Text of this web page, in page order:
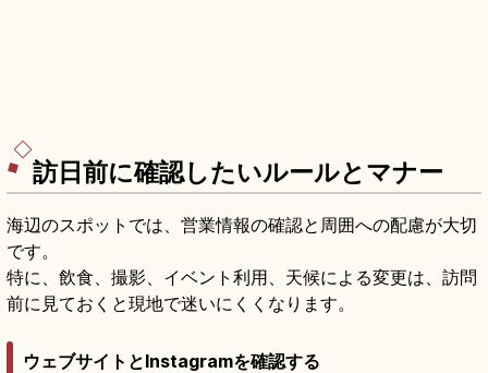
訪日前に確認したいルールとマナー
海辺のスポットでは、営業情報の確認と周囲への配慮が大切
です。
特に、飲食、撮影、イベント利用、天候による変更は、訪問
前に見ておくと現地で迷いにくくなります。
ウェブサイトとInstagramを確認する